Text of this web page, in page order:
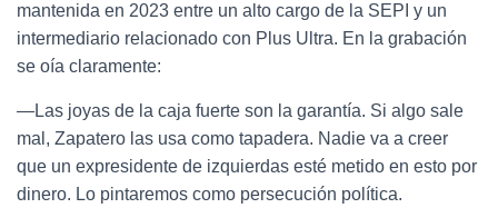
mantenida en 2023 entre un alto cargo de la SEPI y un
intermediario relacionado con Plus Ultra. En la grabación
se oía claramente:
—Las joyas de la caja fuerte son la garantía. Si algo sale
mal, Zapatero las usa como tapadera. Nadie va a creer
que un expresidente de izquierdas esté metido en esto por
dinero. Lo pintaremos como persecución política.